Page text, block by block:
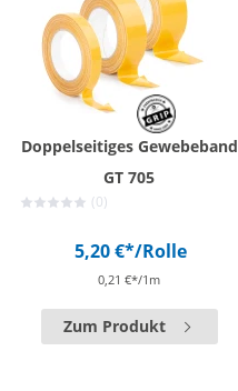
Doppelseitiges Gewebeband
GT 705
(0)
5,20 €*/Rolle
0,21 €*/1m
Zum Produkt